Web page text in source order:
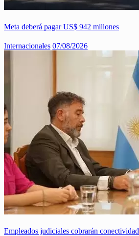
Meta deberá pagar US$ 942 millones
Internacionales 07/08/2026
Empleados judiciales cobrarán conectividad